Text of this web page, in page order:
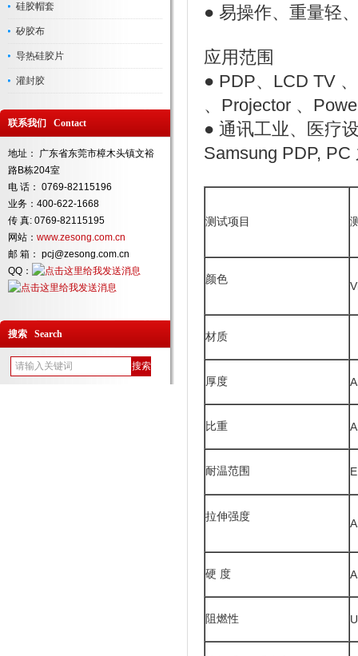
硅胶帽套
矽胶布
导热硅胶片
灌封胶
联系我们 Contact
地址： 广东省东莞市樟木头镇文裕
路B栋204室
电 话： 0769-82115196
业务：400-622-1668
传 真: 0769-82115195
网站： www.zesong.com.cn
邮 箱： pcj@zesong.com.cn
QQ：
搜索 Search
● 易操作、重量轻
应用范围
● PDP、LCD TV
、Projector 、
● 通讯工业、医疗
Samsung PDP,
测试项目
颜色
材质
厚度
比重
耐温范围
拉伸强度
硬 度
阻燃性